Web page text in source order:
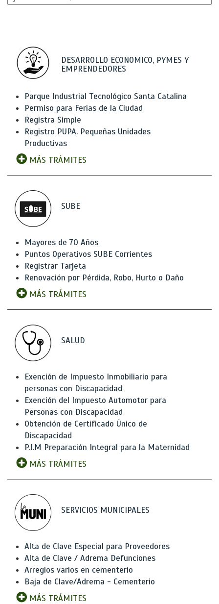
DESARROLLO ECONOMICO, PYMES Y
EMPRENDEDORES
Parque Industrial Tecnológico Santa Catalina
Permiso para Ferias de la Ciudad
Registra Simple
Registro PUPA. Pequeñas Unidades
Productivas
MÁS TRÁMITES
SUBE
Mayores de 70 Años
Puntos Operativos SUBE Corrientes
Registrar Tarjeta
Renovación por Pérdida, Robo, Hurto o Daño
MÁS TRÁMITES
SALUD
Exención de Impuesto Inmobiliario para
personas con Discapacidad
Exención del Impuesto Automotor para
Personas con Discapacidad
Obtención de Certificado Único de
Discapacidad
P.I.M Preparación Integral para la Maternidad
MÁS TRÁMITES
SERVICIOS MUNICIPALES
Alta de Clave Especial para Proveedores
Alta de Clave / Adrema Defunciones
Arreglos varios en cementerio
Baja de Clave/Adrema - Cementerio
MÁS TRÁMITES